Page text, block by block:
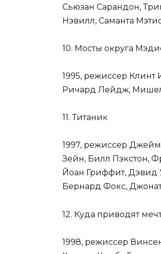
Сьюзан Сарандон,
Нэвилл, Саманта
10. Мосты округа
1995, режиссер Клинт
Ричард Лейдж,
11. Титаник
1997, режиссер
Зейн, Билл Пэкстон,
Йоан Гриффит, Дэвид
Бернард Фокс,
12. Куда приводят
1998, режиссер